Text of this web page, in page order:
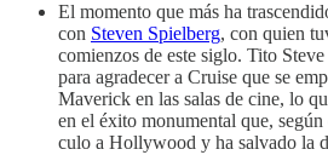
El momento que más ha
con Steven Spielberg, con quien
comienzos de este siglo. Tito
para agradecer a Cruise que se
Maverick en las salas de cine, lo
en el éxito monumental que,
culo a Hollywood y ha salvado la